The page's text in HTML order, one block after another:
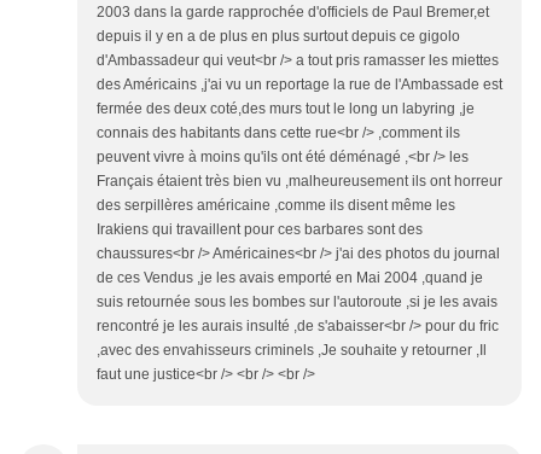
2003 dans la garde rapprochée d'officiels de Paul Bremer,et
depuis il y en a de plus en plus surtout depuis ce gigolo
d'Ambassadeur qui veut<br /> a tout pris ramasser les miettes
des Américains ,j'ai vu un reportage la rue de l'Ambassade est
fermée des deux coté,des murs tout le long un labyring ,je
connais des habitants dans cette rue<br /> ,comment ils
peuvent vivre à moins qu'ils ont été déménagé ,<br /> les
Français étaient très bien vu ,malheureusement ils ont horreur
des serpillères américaine ,comme ils disent même les
Irakiens qui travaillent pour ces barbares sont des
chaussures<br /> Américaines<br /> j'ai des photos du journal
de ces Vendus ,je les avais emporté en Mai 2004 ,quand je
suis retournée sous les bombes sur l'autoroute ,si je les avais
rencontré je les aurais insulté ,de s'abaisser<br /> pour du fric
,avec des envahisseurs criminels ,Je souhaite y retourner ,Il
faut une justice<br /> <br /> <br />